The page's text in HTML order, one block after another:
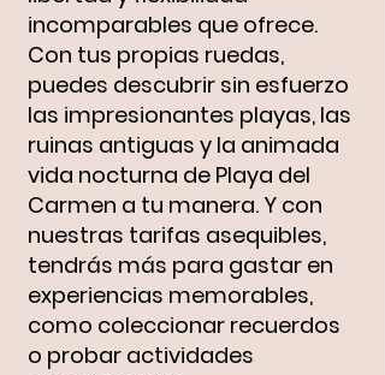
incomparables que ofrece.
Con tus propias ruedas,
puedes descubrir sin esfuerzo
las impresionantes playas, las
ruinas antiguas y la animada
vida nocturna de Playa del
Carmen a tu manera. Y con
nuestras tarifas asequibles,
tendrás más para gastar en
experiencias memorables,
como coleccionar recuerdos
o probar actividades